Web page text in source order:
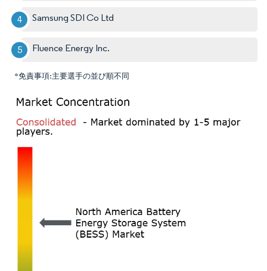
Samsung SDI Co Ltd
Fluence Energy Inc.
*免責事項:主要選手の並び順不同